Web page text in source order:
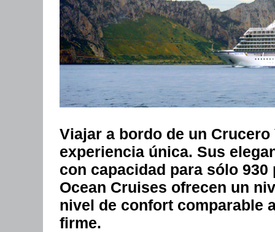
Viajar a bordo de un
experiencia única. Sus
con capacidad para sólo
Ocean Cruises ofrecen un
nivel de confort comparable
firme.